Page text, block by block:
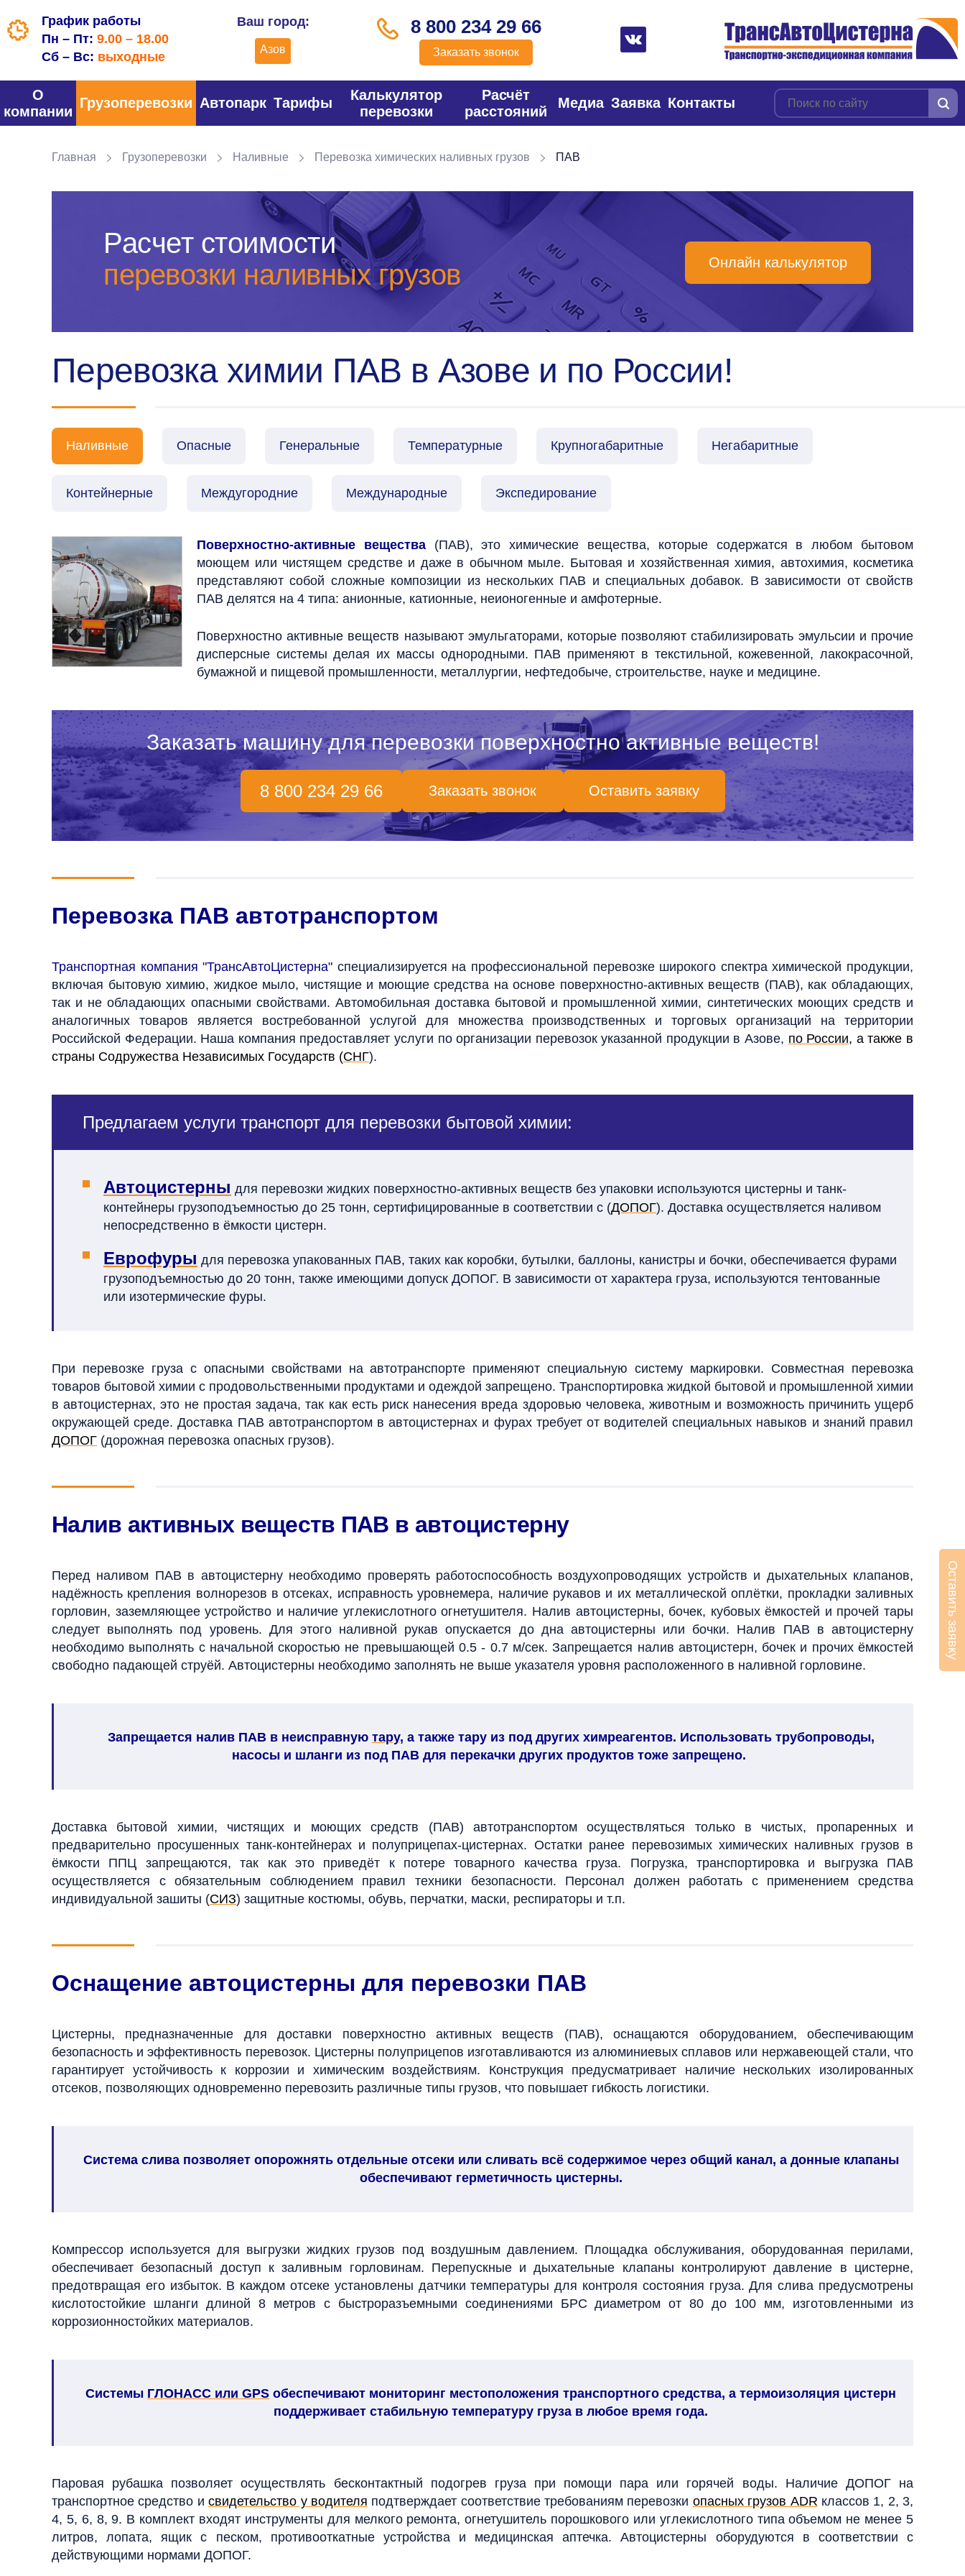
График работы
Пн – Пт: 9.00 – 18.00
Сб – Вс: выходные
Ваш город:
Азов
8 800 234 29 66
Заказать звонок
О
компании
Грузоперевозки Автопарк Тарифы
Калькулятор
перевозки
Расчёт
расстояний
Медиа Заявка Контакты
Главная Грузоперевозки Наливные Перевозка химических наливных грузов ПАВ
Расчет стоимости
перевозки наливных грузов
Онлайн калькулятор
Перевозка химии ПАВ в Азове и по России!
Наливные Опасные Генеральные Температурные Крупногабаритные Негабаритные
Контейнерные Междугородние Международные Экспедирование
Поверхностно-активные вещества(ПАВ), это химические вещества, которые содержатся в любом бытовом
моющем или чистящем средстве и даже в обычном мыле. Бытовая и хозяйственная химия, автохимия, косметика
представляют собой сложные композиции из нескольких ПАВ и специальных добавок. В зависимости от свойств
ПАВ делятся на 4 типа: анионные, катионные, неионогенные и амфотерные.
Поверхностно активные веществ называют эмульгаторами, которые позволяют стабилизировать эмульсии и прочие
дисперсные системы делая их массы однородными. ПАВ применяют в текстильной, кожевенной, лакокрасочной,
бумажной и пищевой промышленности, металлургии, нефтедобыче, строительстве, науке и медицине.
Заказать машину для перевозки поверхностно активные веществ!
8 800 234 29 66 Заказать звонок Оставить заявку
Перевозка ПАВ автотранспортом
Транспортная компания "ТрансАвтоЦистерна" специализируется на профессиональной перевозке широкого спектра химической продукции,
включая бытовую химию, жидкое мыло, чистящие и моющие средства на основе поверхностно-активных веществ (ПАВ), как обладающих,
так и не обладающих опасными свойствами. Автомобильная доставка бытовой и промышленной химии, синтетических моющих средств и
аналогичных товаров является востребованной услугой для множества производственных и торговых организаций на территории
Российской Федерации. Наша компания предоставляет услуги по организации перевозок указанной продукции в Азове, по России, а также в
страны Содружества Независимых Государств (СНГ).
Предлагаем услуги транспорт для перевозки бытовой химии:
Автоцистерны для перевозки жидких поверхностно-активных веществ без упаковки используются цистерны и танк-
контейнеры грузоподъемностью до 25 тонн, сертифицированные в соответствии с (ДОПОГ). Доставка осуществляется наливом
непосредственно в ёмкости цистерн.
Еврофуры для перевозка упакованных ПАВ, таких как коробки, бутылки, баллоны, канистры и бочки, обеспечивается фурами
грузоподъемностью до 20 тонн, также имеющими допуск ДОПОГ. В зависимости от характера груза, используются тентованные
или изотермические фуры.
При перевозке груза с опасными свойствами на автотранспорте применяют специальную систему маркировки. Совместная перевозка
товаров бытовой химии с продовольственными продуктами и одеждой запрещено. Транспортировка жидкой бытовой и промышленной химии
в автоцистернах, это не простая задача, так как есть риск нанесения вреда здоровью человека, животным и возможность причинить ущерб
окружающей среде. Доставка ПАВ автотранспортом в автоцистернах и фурах требует от водителей специальных навыков и знаний правил
ДОПОГ (дорожная перевозка опасных грузов).
Налив активных веществ ПАВ в автоцистерну
Перед наливом ПАВ в автоцистерну необходимо проверять работоспособность воздухопроводящих устройств и дыхательных клапанов,
надёжность крепления волнорезов в отсеках, исправность уровнемера, наличие рукавов и их металлической оплётки, прокладки заливных
горловин, заземляющее устройство и наличие углекислотного огнетушителя. Налив автоцистерны, бочек, кубовых ёмкостей и прочей тары
следует выполнять под уровень. Для этого наливной рукав опускается до дна автоцистерны или бочки. Налив ПАВ в автоцистерну
необходимо выполнять с начальной скоростью не превышающей 0.5 - 0.7 м/сек. Запрещается налив автоцистерн, бочек и прочих ёмкостей
свободно падающей струёй. Автоцистерны необходимо заполнять не выше указателя уровня расположенного в наливной горловине.
Запрещается налив ПАВ в неисправную тару, а также тару из под других химреагентов. Использовать трубопроводы,
насосы и шланги из под ПАВ для перекачки других продуктов тоже запрещено.
Доставка бытовой химии, чистящих и моющих средств (ПАВ) автотранспортом осуществляться только в чистых, пропаренных и
предварительно просушенных танк-контейнерах и полуприцепах-цистернах. Остатки ранее перевозимых химических наливных грузов в
ёмкости ППЦ запрещаются, так как это приведёт к потере товарного качества груза. Погрузка, транспортировка и выгрузка ПАВ
осуществляется с обязательным соблюдением правил техники безопасности. Персонал должен работать с применением средства
индивидуальной зашиты (СИЗ) защитные костюмы, обувь, перчатки, маски, респираторы и т.п.
Оснащение автоцистерны для перевозки ПАВ
Цистерны, предназначенные для доставки поверхностно активных веществ (ПАВ), оснащаются оборудованием, обеспечивающим
безопасность и эффективность перевозок. Цистерны полуприцепов изготавливаются из алюминиевых сплавов или нержавеющей стали, что
гарантирует устойчивость к коррозии и химическим воздействиям. Конструкция предусматривает наличие нескольких изолированных
отсеков, позволяющих одновременно перевозить различные типы грузов, что повышает гибкость логистики.
Система слива позволяет опорожнять отдельные отсеки или сливать всё содержимое через общий канал, а донные клапаны
обеспечивают герметичность цистерны.
Компрессор используется для выгрузки жидких грузов под воздушным давлением. Площадка обслуживания, оборудованная перилами,
обеспечивает безопасный доступ к заливным горловинам. Перепускные и дыхательные клапаны контролируют давление в цистерне,
предотвращая его избыток. В каждом отсеке установлены датчики температуры для контроля состояния груза. Для слива предусмотрены
кислотостойкие шланги длиной 8 метров с быстроразъемными соединениями БРС диаметром от 80 до 100 мм, изготовленными из
коррозионностойких материалов.
Системы ГЛОНАСС или GPS обеспечивают мониторинг местоположения транспортного средства, а термоизоляция цистерн
поддерживает стабильную температуру груза в любое время года.
Паровая рубашка позволяет осуществлять бесконтактный подогрев груза при помощи пара или горячей воды. Наличие ДОПОГ на
транспортное средство исвидетельство у водителя подтверждает соответствие требованиям перевозки опасных грузов ADR классов 1, 2, 3,
4, 5, 6, 8, 9. В комплект входят инструменты для мелкого ремонта, огнетушитель порошкового или углекислотного типа объемом не менее 5
литров, лопата, ящик с песком, противооткатные устройства и медицинская аптечка. Автоцистерны оборудуются в соответствии с
действующими нормами ДОПОГ.
Оставить заявку